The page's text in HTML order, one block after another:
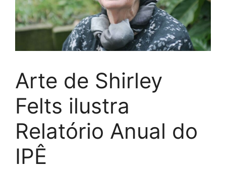
Arte de Shirley
Felts ilustra
Relatório Anual do
IPÊ